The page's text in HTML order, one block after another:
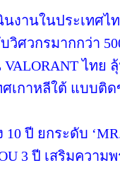
งานในประเทศไ
วิศวกรมากกว่า
VALORANT ไท
ทศเกาหลีใต้ แบบ
ปี ยกระดับ
3 ปี เสริมความ